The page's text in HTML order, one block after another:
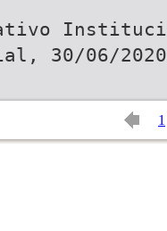
30/06/
1